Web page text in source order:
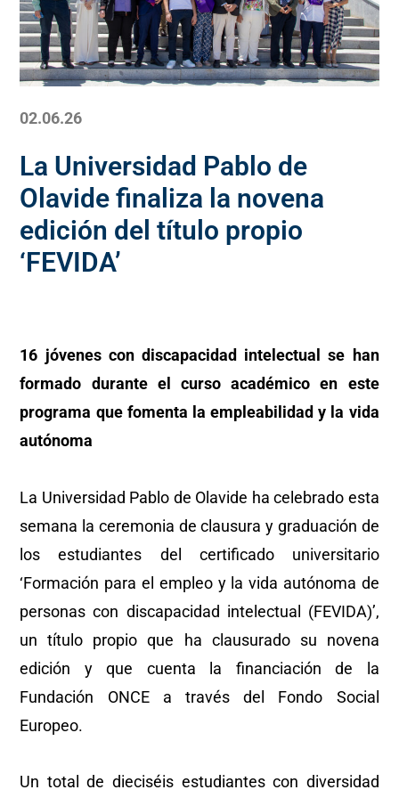
02.06.26
La Universidad Pablo de
Olavide finaliza la novena
edición del título propio
‘FEVIDA’
16 jóvenes con discapacidad intelectual se han
formado durante el curso académico en este
programa que fomenta la empleabilidad y la vida
autónoma
La Universidad Pablo de Olavide ha celebrado esta
semana la ceremonia de clausura y graduación de
los estudiantes del certificado universitario
‘Formación para el empleo y la vida autónoma de
personas con discapacidad intelectual (FEVIDA)’,
un título propio que ha clausurado su novena
edición y que cuenta la financiación de la
Fundación ONCE a través del Fondo Social
Europeo.
Un total de dieciséis estudiantes con diversidad